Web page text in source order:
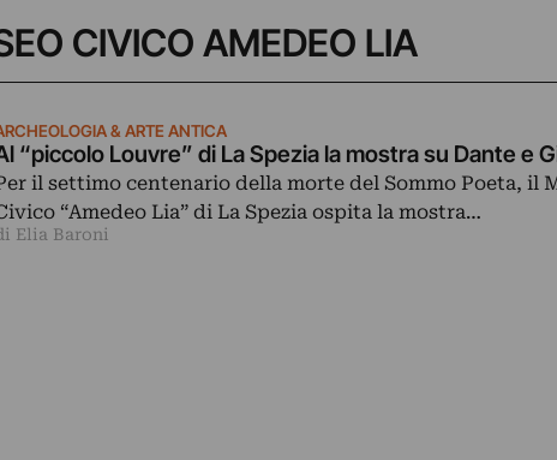
CIVICO AMEDEO LIA
& ARTE ANTICA
“piccolo Louvre” di La Spezia la mostra su Dante e
il settimo centenario della morte del Sommo Poeta, il
“Amedeo Lia” di La Spezia ospita la mostra…
Elia Baroni